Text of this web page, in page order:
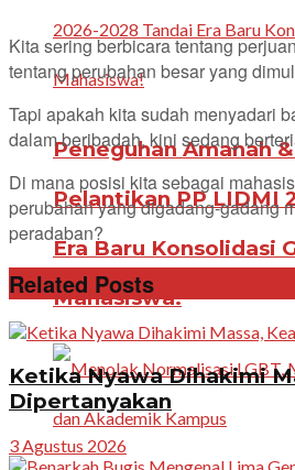
Peneguhan Amanah
Pelantikan PP LIDMI
Era Baru Konsolidasi
Mahasiswa!
Kita sering berbicara tentang
tentang perubahan besar yang
Tapi apakah kita sudah menyadari
dalam beribadah, kini sedang
Di mana posisi kita sebagai
perubahan yang digadang-gadang
peradaban?
Related Posts
Ketika Nyawa Dihakimi
Dipertanyakan
3 Agustus 2026